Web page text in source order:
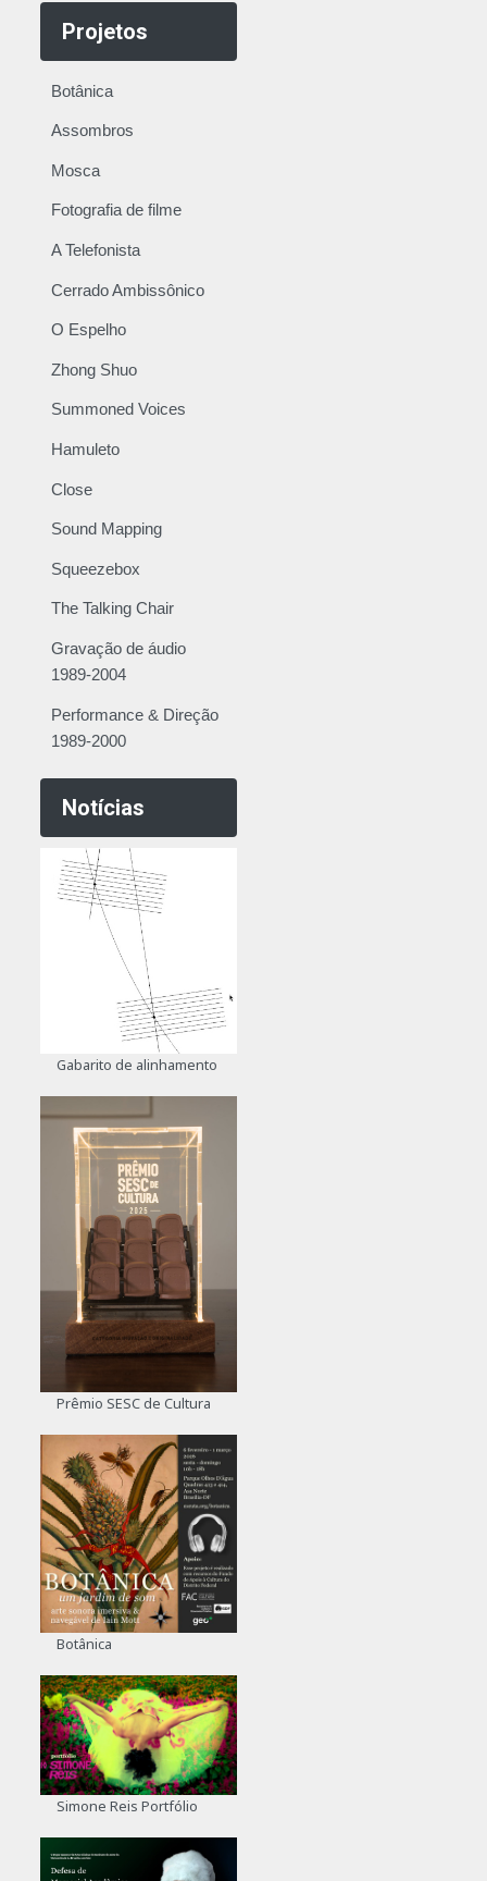
Projetos
Botânica
Assombros
Mosca
Fotografia de filme
A Telefonista
Cerrado Ambissônico
O Espelho
Zhong Shuo
Summoned Voices
Hamuleto
Close
Sound Mapping
Squeezebox
The Talking Chair
Gravação de áudio
1989-2004
Performance & Direção
1989-2000
Notícias
Gabarito de alinhamento
Prêmio SESC de Cultura
Botânica
Simone Reis Portfólio